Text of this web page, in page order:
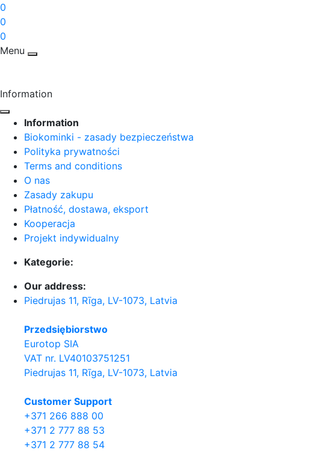
0
0
0
Menu
Information
Information
Biokominki - zasady bezpieczeństwa
Polityka prywatności
Terms and conditions
O nas
Zasady zakupu
Płatność, dostawa, eksport
Kooperacja
Projekt indywidualny
Kategorie:
Our address:
Piedrujas 11, Rīga, LV-1073, Latvia
Przedsiębiorstwo
Eurotop SIA
VAT nr. LV40103751251
Piedrujas 11, Rīga, LV-1073, Latvia
Сustomer Support
+371 266 888 00
+371 2 777 88 53
+371 2 777 88 54